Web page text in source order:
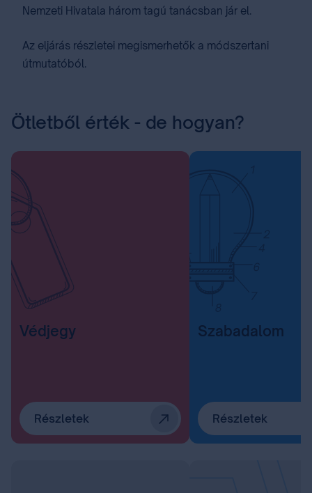
Nemzeti Hivatala három tagú tanácsban jár el.
Az eljárás részletei megismerhetők a módszertani
útmutatóból.
Ötletből érték - de hogyan?
Védjegy
Részletek
Szabadalom
Részletek